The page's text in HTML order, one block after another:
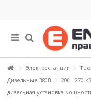
Электростанции
Дизельные 380В
200 - 270
дизельная установка